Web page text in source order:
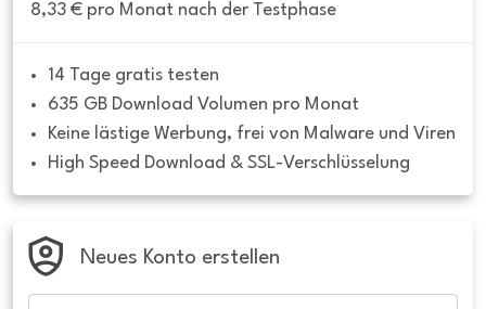
8,33 € pro Monat nach der Testphase
14 Tage gratis testen
635 GB Download Volumen pro Monat
Keine lästige Werbung, frei von Malware und Viren
High Speed Download & SSL-Verschlüsselung
Neues Konto erstellen